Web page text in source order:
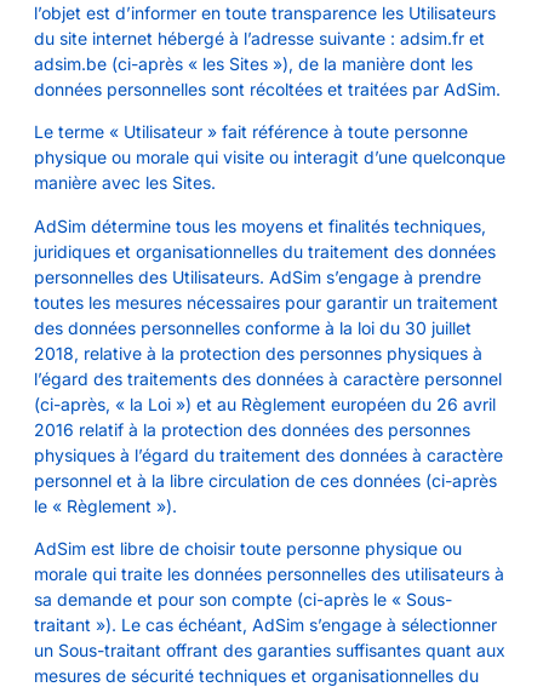
l’objet est d’informer en toute transparence les Utilisateurs
du site internet hébergé à l’adresse suivante : adsim.fr et
adsim.be (ci-après « les Sites »), de la manière dont les
données personnelles sont récoltées et traitées par AdSim.
Le terme « Utilisateur » fait référence à toute personne
physique ou morale qui visite ou interagit d’une quelconque
manière avec les Sites.
AdSim détermine tous les moyens et finalités techniques,
juridiques et organisationnelles du traitement des données
personnelles des Utilisateurs. AdSim s’engage à prendre
toutes les mesures nécessaires pour garantir un traitement
des données personnelles conforme à la loi du 30 juillet
2018, relative à la protection des personnes physiques à
l’égard des traitements des données à caractère personnel
(ci-après, « la Loi ») et au Règlement européen du 26 avril
2016 relatif à la protection des données des personnes
physiques à l’égard du traitement des données à caractère
personnel et à la libre circulation de ces données (ci-après
le « Règlement »).
AdSim est libre de choisir toute personne physique ou
morale qui traite les données personnelles des utilisateurs à
sa demande et pour son compte (ci-après le « Sous-
traitant »). Le cas échéant, AdSim s’engage à sélectionner
un Sous-traitant offrant des garanties suffisantes quant aux
mesures de sécurité techniques et organisationnelles du